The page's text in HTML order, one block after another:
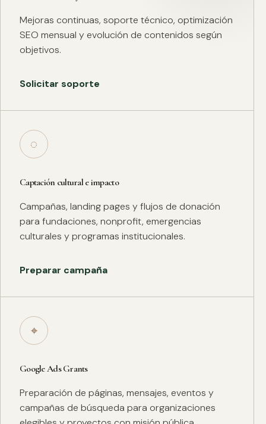
Mejoras continuas, soporte técnico, optimización
SEO mensual y evolución de contenidos según
objetivos.
Solicitar soporte
◌
Captación cultural e impacto
Campañas, landing pages y flujos de donación
para fundaciones, nonprofit, emergencias
culturales y programas institucionales.
Preparar campaña
⌖
Google Ads Grants
Preparación de páginas, mensajes, eventos y
campañas de búsqueda para organizaciones